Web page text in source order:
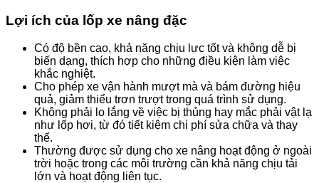
Lợi ích của lốp xe nâng đặc
Có độ bền cao, khả năng chịu lực tốt và không dễ bị
biến dạng, thích hợp cho những điều kiện làm việc
khắc nghiệt.
Cho phép xe vận hành mượt mà và bám đường hiệu
quả, giảm thiểu trơn trượt trong quá trình sử dụng.
Không phải lo lắng về việc bị thủng hay mắc phải vật lạ
như lốp hơi, từ đó tiết kiệm chi phí sửa chữa và thay
thế.
Thường được sử dụng cho xe nâng hoạt động ở ngoài
trời hoặc trong các môi trường cần khả năng chịu tải
lớn và hoạt động liên tục.